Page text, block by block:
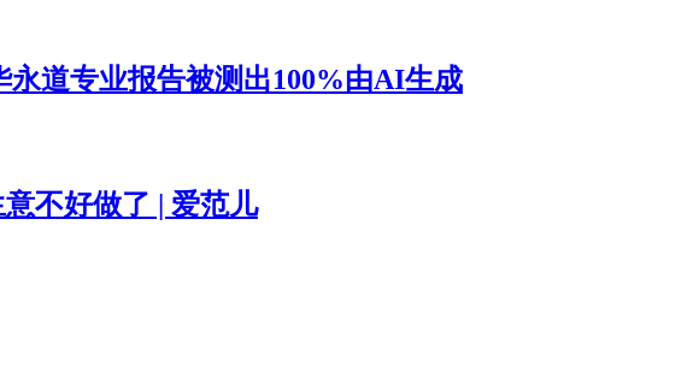
道专业报告被测出100%由AI生成
不好做了 | 爱范儿